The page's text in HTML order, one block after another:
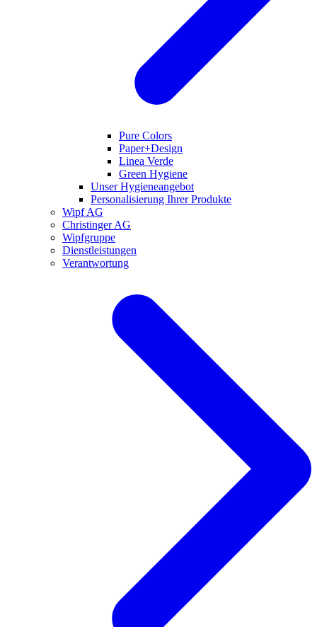
Pure Colors
Paper+Design
Linea Verde
Green Hygiene
Unser Hygieneangebot
Personalisierung Ihrer Produkte
Wipf AG
Christinger AG
Wipfgruppe
Dienstleistungen
Verantwortung